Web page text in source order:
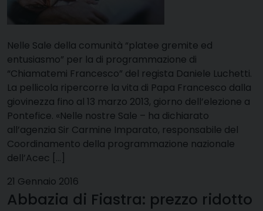
Nelle Sale della comunità “platee gremite ed
entusiasmo” per la di programmazione di
“Chiamatemi Francesco” del regista Daniele Luchetti.
La pellicola ripercorre la vita di Papa Francesco dalla
giovinezza fino al 13 marzo 2013, giorno dell’elezione a
Pontefice. «Nelle nostre Sale – ha dichiarato
all’agenzia Sir Carmine Imparato, responsabile del
Coordinamento della programmazione nazionale
dell’Acec […]
21 Gennaio 2016
Abbazia di Fiastra: prezzo ridotto